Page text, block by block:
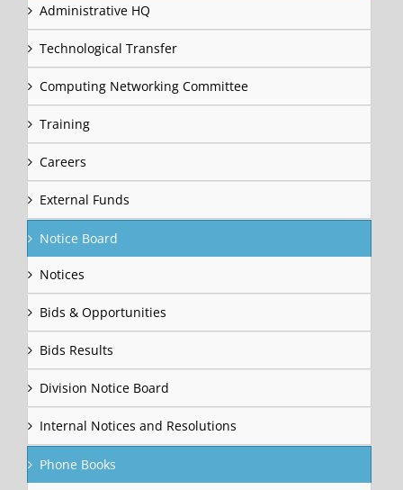
Administrative HQ
Technological Transfer
Computing Networking Committee
Training
Careers
External Funds
Notice Board
Notices
Bids & Opportunities
Bids Results
Division Notice Board
Internal Notices and Resolutions
Phone Books